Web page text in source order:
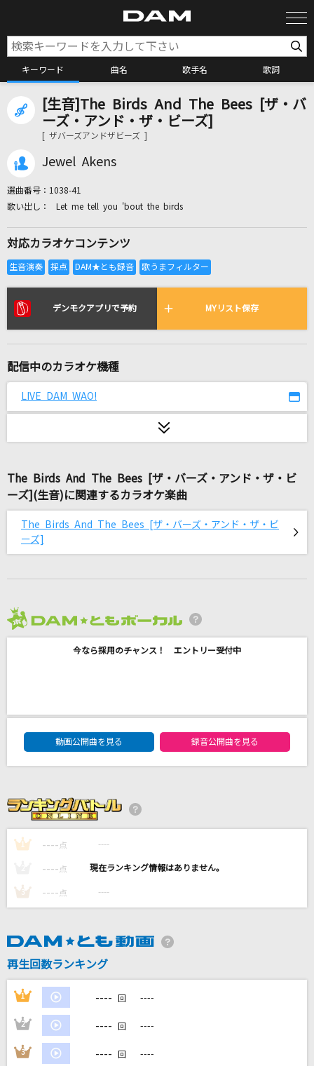
キーワード 曲名 歌手名 歌詞
カラオケ検索
カラオケリクエスト
リアルタイムで歌われている曲の一覧
殺せんせーションズ(Hey! Say! JUMP ver.)
[生音]高嶺の花子さん(back number dome to
飛燕
ビースト・ダンス
和田たけあき(くらげP)
WHITE BREATH
RADWIMPS
[生音]イミテイション・ゴールド
乙女のグロリアス
もっと見る
DAMに会員登録・ログインして
[生音]The Birds And The Bees [ザ・バ
ーズ・アンド・ザ・ビーズ]
[ ザバーズアンドザビーズ ]
Jewel Akens
選曲番号： 1038-41
Let me tell you 'bout the birds
対応カラオケコンテンツ
デンモクアプリで予約 MYリスト保存
配信中のカラオケ機種
LIVE DAM WAO!
The Birds And The Bees [ザ・バーズ・アンド・ザ・ビ
ーズ](生音)に関連するカラオケ楽曲
The Birds And The Bees [ザ・バーズ・アンド・ザ・ビ
ーズ]
今なら採用のチャンス！ エントリー受付中
DAM★ともボーカルエントリーランキング
動画公開曲を見る
録音公開曲を見る
1 ---- 点 ----
---- 点 ----
3 ---- 点 ----
再生回数ランキング
1 ---- 回 ----
2 ---- 回 ----
3 ---- 回 ----